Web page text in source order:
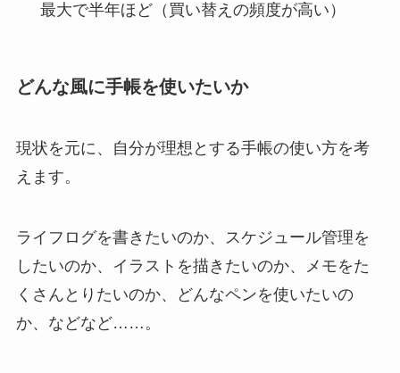
最大で半年ほど（買い替えの頻度が高い）
どんな風に手帳を使いたいか
現状を元に、自分が理想とする手帳の使い方を考
えます。
ライフログを書きたいのか、スケジュール管理を
したいのか、イラストを描きたいのか、メモをた
くさんとりたいのか、どんなペンを使いたいの
か、などなど……。